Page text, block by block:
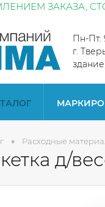
ЗАКАЗА,
Пн-Пт:
г.
Расходные
д/